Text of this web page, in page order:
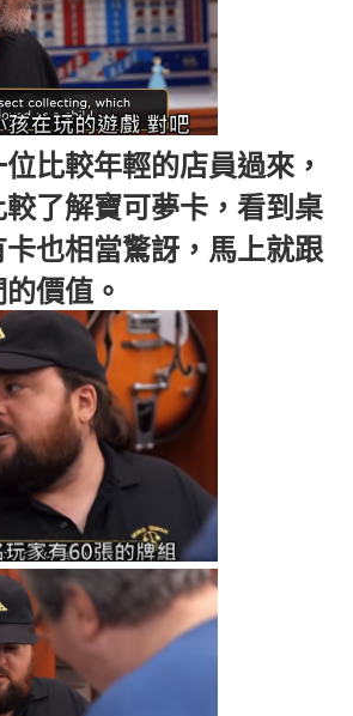
比較年輕的店員過來，
了解寶可夢卡，看到桌
也相當驚訝，馬上就跟
價值。